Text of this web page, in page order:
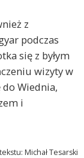
z
podczas
się z byłym
wizyty w
Wiednia,
i
Michał Tesarski